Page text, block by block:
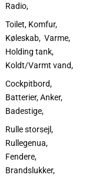
Radio,
Toilet, Komfur,
Køleskab, Varme,
Holding tank,
Koldt/Varmt vand,
Cockpitbord,
Batterier, Anker,
Badestige,
Rulle storsejl,
Rullegenua,
Fendere,
Brandslukker,